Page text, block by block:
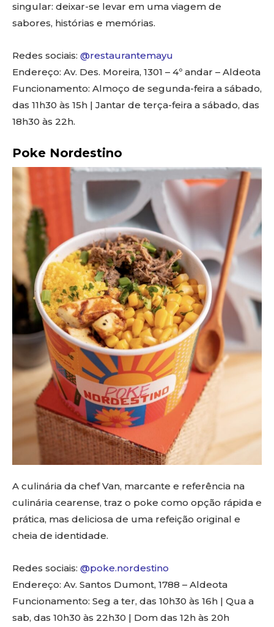
singular: deixar-se levar em uma viagem de
sabores, histórias e memórias.
Redes sociais: @restaurantemayu
Endereço: Av. Des. Moreira, 1301 – 4º andar – Aldeota
Funcionamento: Almoço de segunda-feira a sábado,
das 11h30 às 15h | Jantar de terça-feira a sábado, das
18h30 às 22h.
Poke Nordestino
A culinária da chef Van, marcante e referência na
culinária cearense, traz o poke como opção rápida e
prática, mas deliciosa de uma refeição original e
cheia de identidade.
Redes sociais: @poke.nordestino
Endereço: Av. Santos Dumont, 1788 – Aldeota
Funcionamento: Seg a ter, das 10h30 às 16h | Qua a
sab, das 10h30 às 22h30 | Dom das 12h às 20h